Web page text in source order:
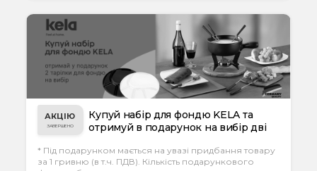
АКЦІЮ
ЗАВЕРШЕНО
Купуй набір для фондю KELA та
отримуй в подарунок на вибір дві
* Під подарунком мається на увазі придбання товару
за 1 гривню (в т.ч. ПДВ). Кількість подарункового